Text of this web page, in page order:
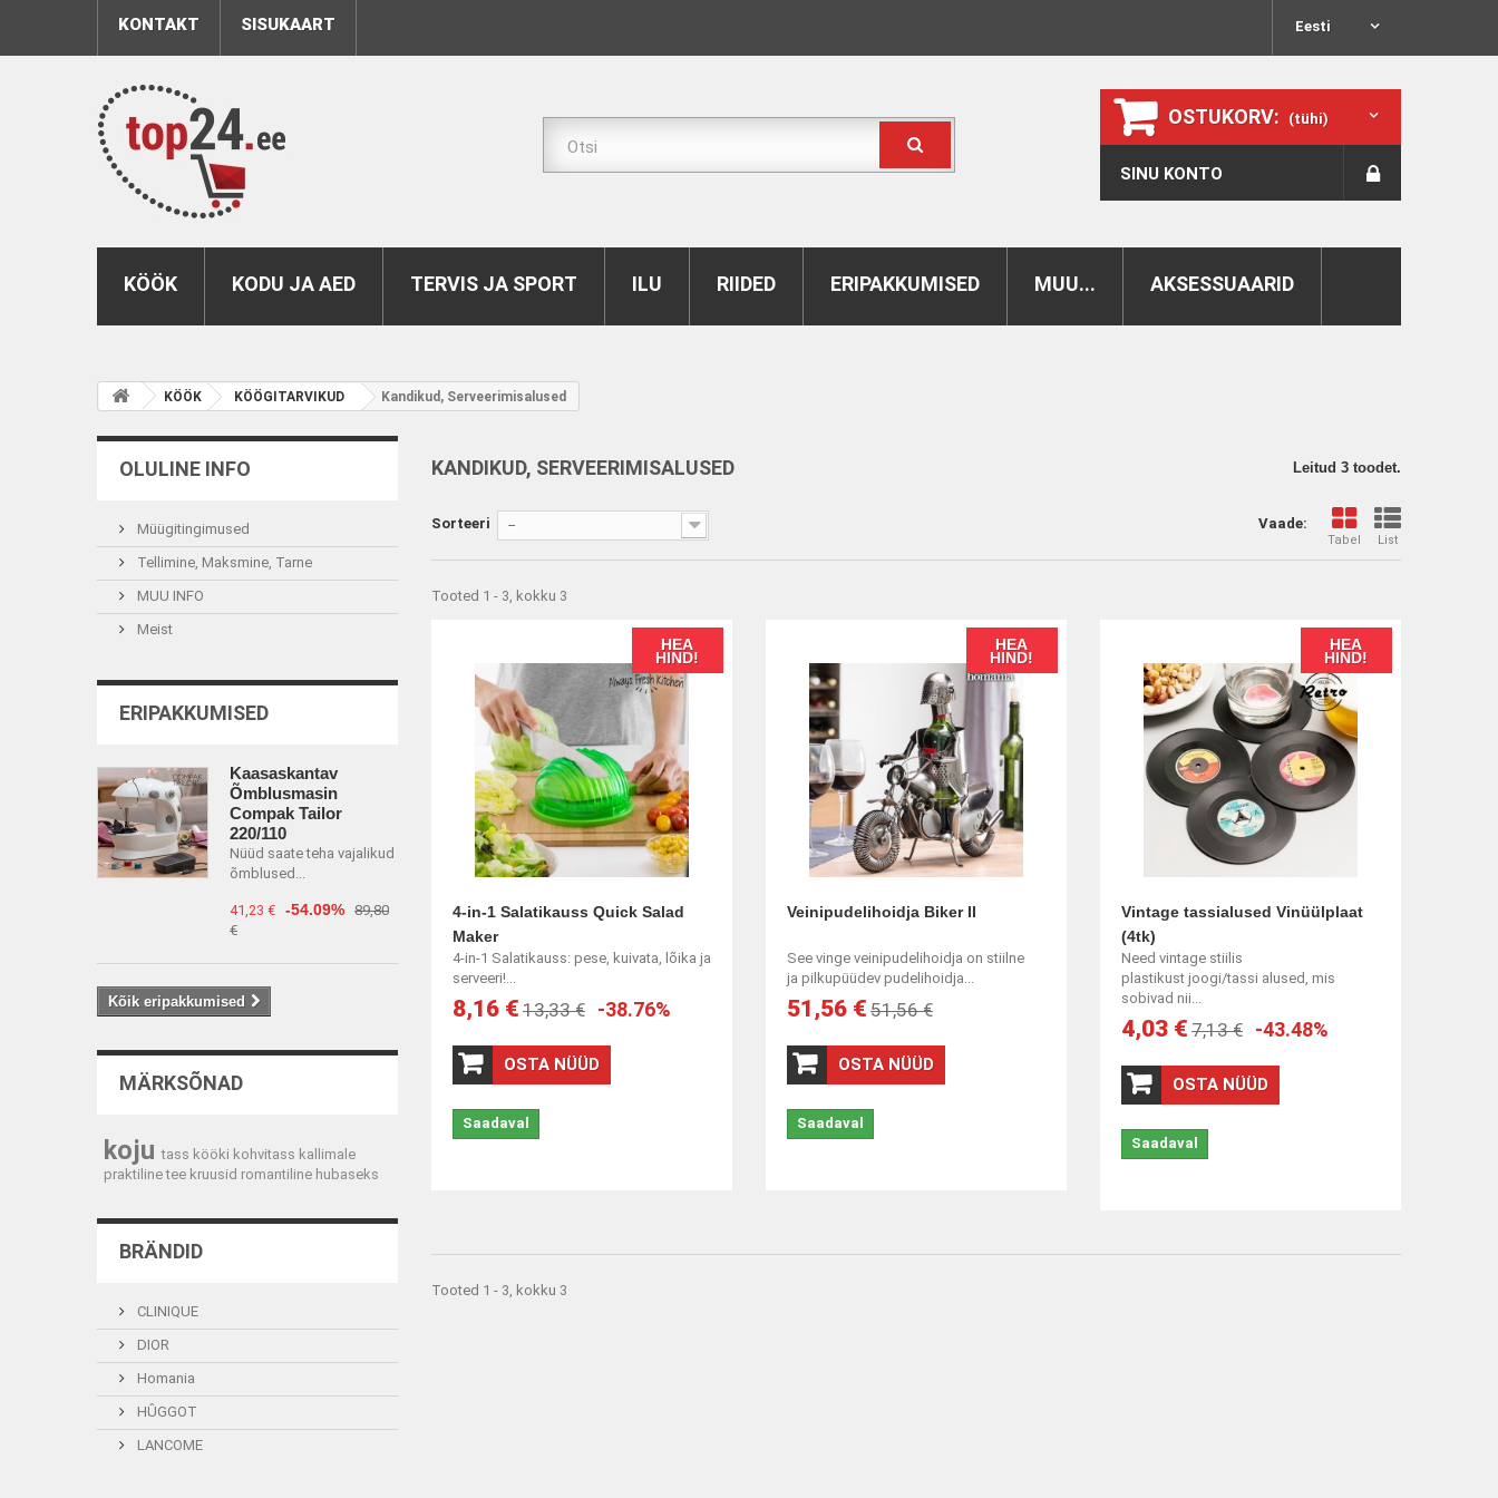
Eesti
KONTAKT SISUKAART
OSTUKORV: (tühi)
SINU KONTO
KÖÖK KODU JA AED TERVIS JA SPORT ILU RIIDED ERIPAKKUMISED MUU... AKSESSUAARID
KÖÖK KÖÖGITARVIKUD Kandikud, Serveerimisalused
OLULINE INFO
Müügitingimused
Tellimine, Maksmine, Tarne
MUU INFO
Meist
ERIPAKKUMISED
Kaasaskantav
Õmblusmasin
Compak Tailor
220/110
Nüüd saate teha vajalikud
õmblused...
41,23 € -54.09% 89,80
€
Kõik eripakkumised
MÄRKSÕNAD
kojutass kööki kohvitass kallimale
praktilinetee kruusid romantiline hubaseks
BRÄNDID
CLINIQUE
DIOR
Homania
HÛGGOT
LANCOME
KANDIKUD, SERVEERIMISALUSED Leitud 3 toodet.
Vaade:
Tabel List
Sorteeri --
Tooted 1 - 3, kokku 3
HEA
HIND!
4-in-1 Salatikauss Quick Salad
Maker
4-in-1 Salatikauss: pese, kuivata, lõika ja
serveeri!...
8,16 € 13,33 € -38.76%
OSTA NÜÜD
Saadaval
HEA
HIND!
Veinipudelihoidja Biker II
See vinge veinipudelihoidja on stiilne
ja pilkupüüdev pudelihoidja...
51,56 € 51,56 €
OSTA NÜÜD
Saadaval
HEA
HIND!
Vintage tassialused Vinüülplaat
(4tk)
Need vintage stiilis
plastikust joogi/tassi alused, mis
sobivad nii...
4,03 € 7,13 € -43.48%
OSTA NÜÜD
Saadaval
Tooted 1 - 3, kokku 3